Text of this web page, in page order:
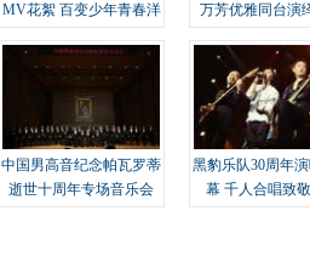
MV花絮 百变少年青春洋
万芳优雅同台演
中国男高音纪念帕瓦罗蒂
逝世十周年专场音乐会
黑豹乐队30周年
幕 千人合唱致